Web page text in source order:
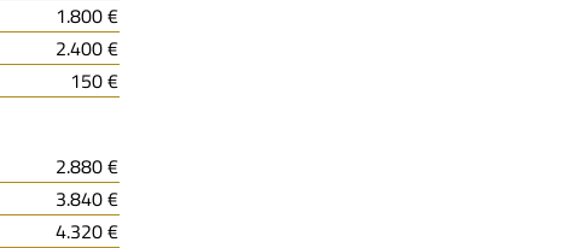
1.800 €
2.400 €
150 €
2.880 €
3.840 €
4.320 €